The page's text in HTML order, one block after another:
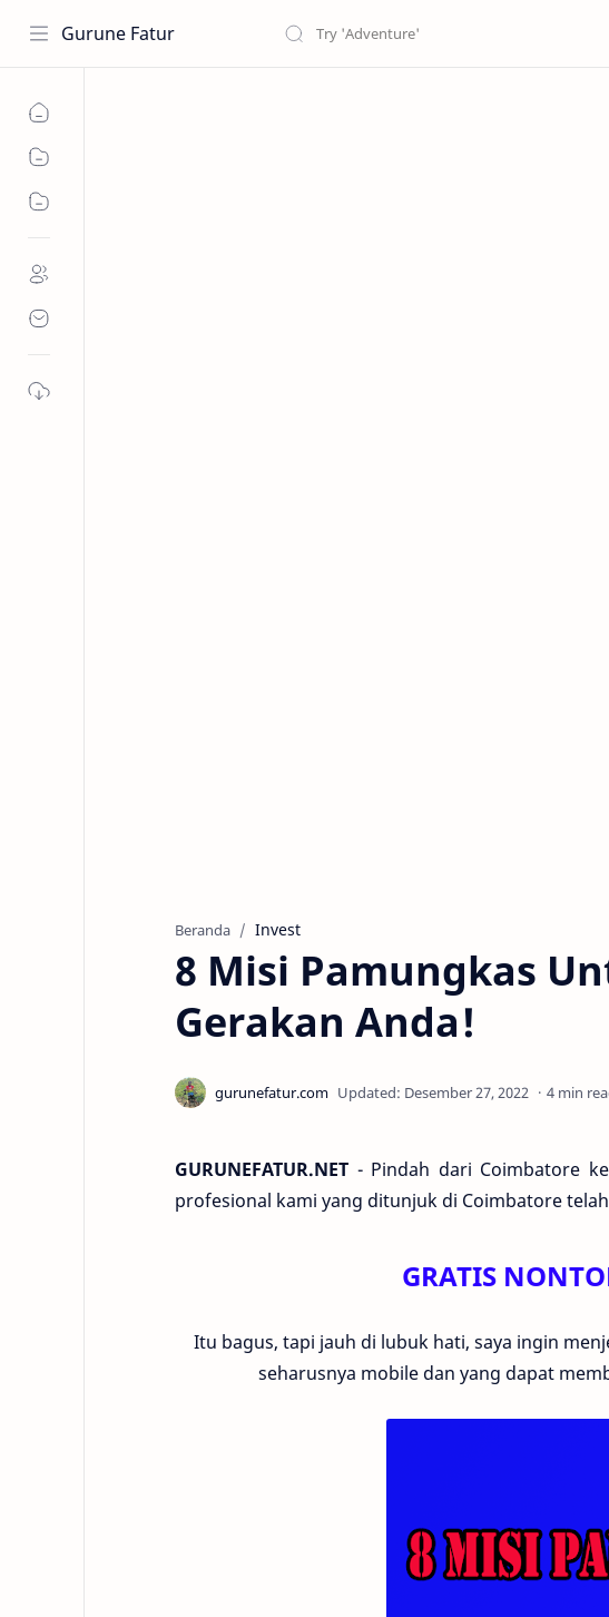
Gurune Fatur
Beranda Invest
8 Misi Pamungkas
Gerakan Anda!
4 min
GURUNEFATUR.NET - Pindah dari Coimbatore
profesional kami yang ditunjuk di Coimbatore
GRATIS
Itu bagus, tapi jauh di lubuk hati, saya ingin
seharusnya mobile dan yang dapat